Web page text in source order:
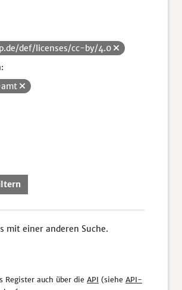
def/licenses/cc-by/4.0
mit einer anderen Suche.
Register auch über die API (siehe API-